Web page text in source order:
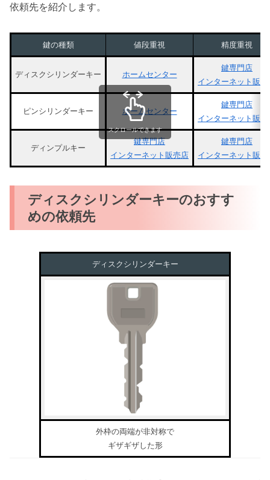
依頼先を紹介します。
鍵の種類 値段重視 精度重視
ディスクシリンダーキー ホームセンター
鍵専門店
インターネット販売
ピンシリンダーキー ホームセンター
鍵専門店
インターネット販売
ディンプルキー
鍵専門店
インターネット販売店
鍵専門店
インターネット販売
スクロールできます
ディスクシリンダーキーのおすす
めの依頼先
ディスクシリンダーキー
外枠の両端が非対称で
ギザギザした形